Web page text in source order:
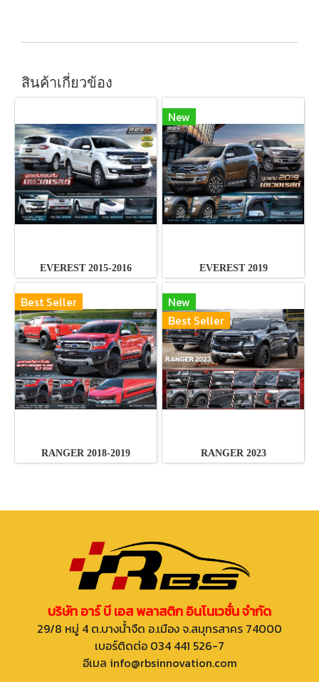
สินค้าเกี่ยวข้อง
EVEREST 2015-2016
New
EVEREST 2019
Best Seller
RANGER 2018-2019
New
Best Seller
RANGER 2023
บริษัท อาร์ บี เอส พลาสติก อินโนเวชั่น จำกัด
29/8 หมู่ 4 ต.บางน้ำจืด อ.เมือง จ.สมุทรสาคร 74000
เบอร์ติดต่อ 034 441 526-7
อีเมล info@rbsinnovation.com